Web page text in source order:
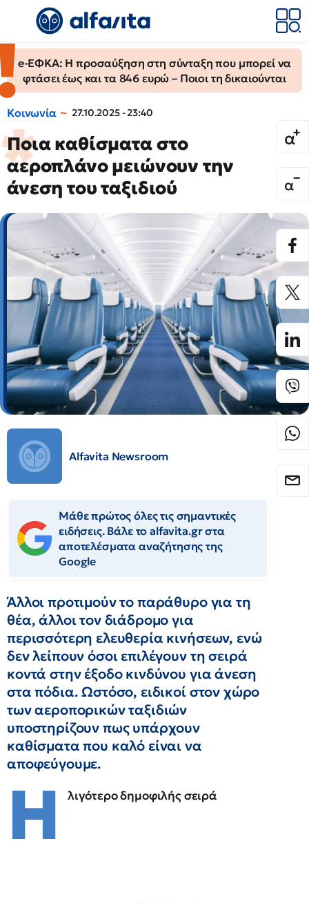
e-ΕΦΚΑ: Η προσαύξηση στη σύνταξη που μπορεί να
φτάσει έως και τα 846 ευρώ – Ποιοι τη δικαιούνται
Κοινωνία 27.10.2025 - 23:40
Ποια καθίσματα στο
αεροπλάνο μειώνουν την
άνεση του ταξιδιού
Alfavita Newsroom
Μάθε πρώτος όλες τις σημαντικές
ειδήσεις. Βάλε το alfavita.gr στα
αποτελέσματα αναζήτησης της
Google
Άλλοι προτιμούν το παράθυρο για τη
θέα, άλλοι τον διάδρομο για
περισσότερη ελευθερία κινήσεων, ενώ
δεν λείπουν όσοι επιλέγουν τη σειρά
κοντά στην έξοδο κινδύνου για άνεση
στα πόδια. Ωστόσο, ειδικοί στον χώρο
των αεροπορικών ταξιδιών
υποστηρίζουν πως υπάρχουν
καθίσματα που καλό είναι να
αποφεύγουμε.
Η λιγότερο δημοφιλής σειρά